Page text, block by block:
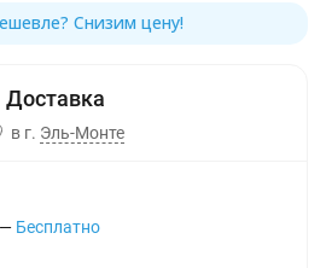
в г. Эль-Монте
Бесплатно